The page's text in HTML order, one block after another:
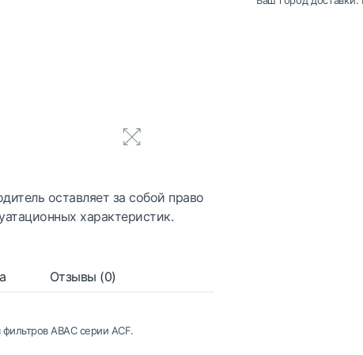
оставляет за собой право
характеристик.
Отзывы (0)
АВАС серии ACF.